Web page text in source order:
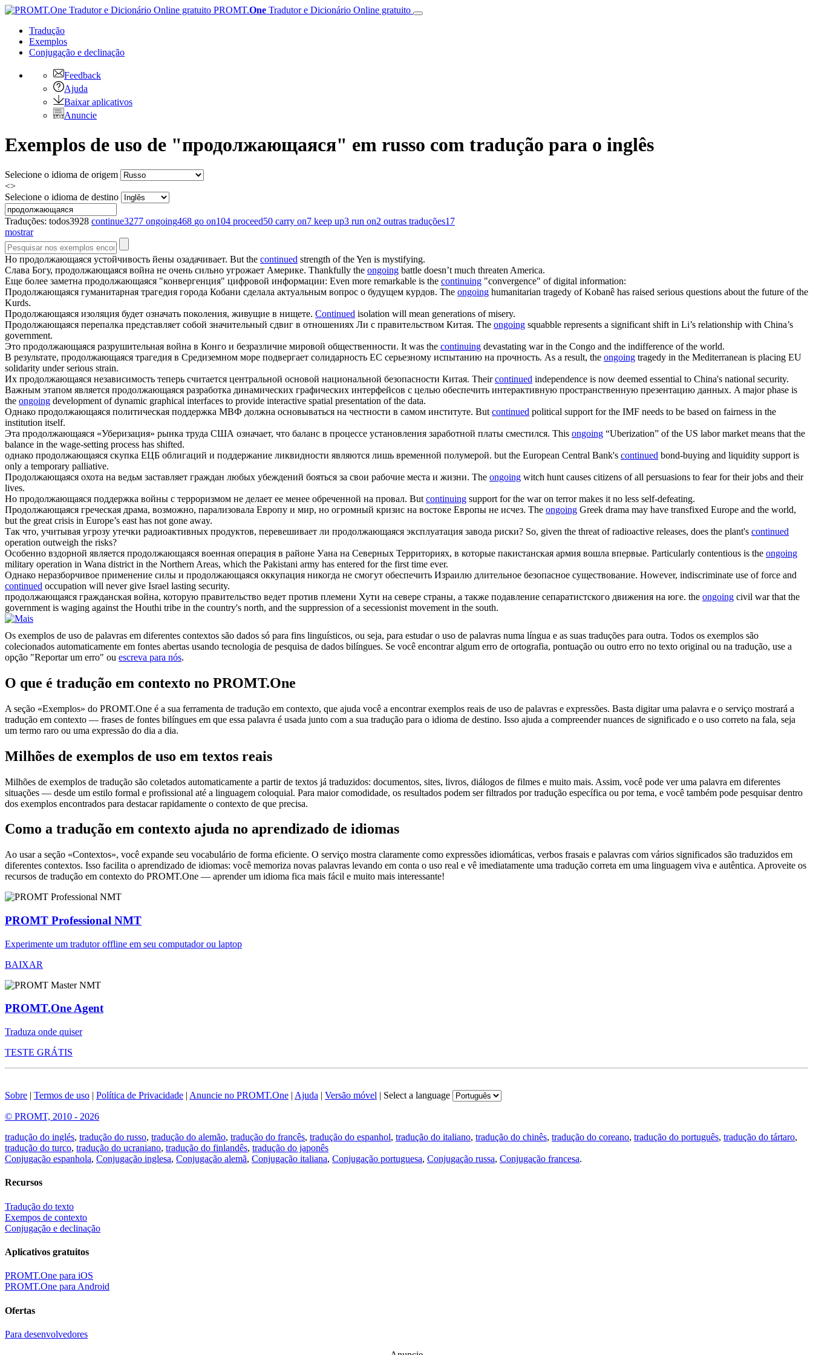
PROMT.One Tradutor e Dicionário Online gratuito
Tradução
Exemplos
Conjugação e declinação
Feedback
Ajuda
Baixar aplicativos
Anuncie
Exemplos de uso de "продолжающаяся" em russo com tradução para o inglês
Selecione o idioma de origem
<>
Selecione o idioma de destino
Traduções: todos3928 continue3277 ongoing468 go on104 proceed50 carry on7 keep up3 run on2 outras traduções17
mostrar
Но продолжающаяся устойчивость йены озадачивает. But the continued strength of the Yen is mystifying.
Слава Богу, продолжающаяся война не очень сильно угрожает Америке. Thankfully the ongoing battle doesn’t much threaten America.
Еще более заметна продолжающаяся "конвергенция" цифровой информации: Even more remarkable is the continuing "convergence" of digital information:
Продолжающаяся гуманитарная трагедия города Кобани сделала актуальным вопрос о будущем курдов. The ongoing humanitarian tragedy of Kobanê has raised serious questions about the future of the
Kurds.
Продолжающаяся изоляция будет означать поколения, живущие в нищете. Continued isolation will mean generations of misery.
Продолжающаяся перепалка представляет собой значительный сдвиг в отношениях Ли с правительством Китая. The ongoing squabble represents a significant shift in Li’s relationship with China’s
government.
Это продолжающаяся разрушительная война в Конго и безразличие мировой общественности. It was the continuing devastating war in the Congo and the indifference of the world.
В результате, продолжающаяся трагедия в Средиземном море подвергает солидарность ЕС серьезному испытанию на прочность. As a result, the ongoing tragedy in the Mediterranean is placing EU
solidarity under serious strain.
Их продолжающаяся независимость теперь считается центральной основой национальной безопасности Китая. Theircontinued independence is now deemed essential to China's national security.
Важным этапом является продолжающаяся разработка динамических графических интерфейсов с целью обеспечить интерактивную пространственную презентацию данных. A major phase is
the ongoing development of dynamic graphical interfaces to provide interactive spatial presentation of the data.
Однако продолжающаяся политическая поддержка МВФ должна основываться на честности в самом институте. But continued political support for the IMF needs to be based on fairness in the
institution itself.
Эта продолжающаяся «Уберизация» рынка труда США означает, что баланс в процессе установления заработной платы сместился. This ongoing “Uberization” of the US labor market means that the
balance in the wage-setting process has shifted.
однако продолжающаяся скупка ЕЦБ облигаций и поддержание ликвидности являются лишь временной полумерой. but the European Central Bank's continued bond-buying and liquidity support is
only a temporary palliative.
Продолжающаяся охота на ведьм заставляет граждан любых убеждений бояться за свои рабочие места и жизни. The ongoing witch hunt causes citizens of all persuasions to fear for their jobs and their
lives.
Но продолжающаяся поддержка войны с терроризмом не делает ее менее обреченной на провал. But continuing support for the war on terror makes it no less self-defeating.
Продолжающаяся греческая драма, возможно, парализовала Европу и мир, но огромный кризис на востоке Европы не исчез. The ongoing Greek drama may have transfixed Europe and the world,
but the great crisis in Europe’s east has not gone away.
Так что, учитывая угрозу утечки радиоактивных продуктов, перевешивает ли продолжающаяся эксплуатация завода риски? So, given the threat of radioactive releases, does the plant's continued
operation outweigh the risks?
Особенно вздорной является продолжающаяся военная операция в районе Уана на Северных Территориях, в которые пакистанская армия вошла впервые. Particularly contentious is the ongoing
military operation in Wana district in the Northern Areas, which the Pakistani army has entered for the first time ever.
Однако неразборчивое применение силы и продолжающаяся оккупация никогда не смогут обеспечить Израилю длительное безопасное существование. However, indiscriminate use of force and
continued occupation will never give Israel lasting security.
продолжающаяся гражданская война, которую правительство ведет против племени Хути на севере страны, а также подавление сепаратистского движения на юге. the ongoing civil war that the
government is waging against the Houthi tribe in the country's north, and the suppression of a secessionist movement in the south.
Os exemplos de uso de palavras em diferentes contextos são dados só para fins linguísticos, ou seja, para estudar o uso de palavras numa língua e as suas traduções para outra. Todos os exemplos são
colecionados automaticamente em fontes abertas usando tecnologia de pesquisa de dados bilíngues. Se você encontrar algum erro de ortografia, pontuação ou outro erro no texto original ou na tradução, use a
opção "Reportar um erro" ou escreva para nós.
O que é tradução em contexto no PROMT.One
A seção «Exemplos» do PROMT.One é a sua ferramenta de tradução em contexto, que ajuda você a encontrar exemplos reais de uso de palavras e expressões. Basta digitar uma palavra e o serviço mostrará a
tradução em contexto — frases de fontes bilíngues em que essa palavra é usada junto com a sua tradução para o idioma de destino. Isso ajuda a compreender nuances de significado e o uso correto na fala, seja
um termo raro ou uma expressão do dia a dia.
Milhões de exemplos de uso em textos reais
Milhões de exemplos de tradução são coletados automaticamente a partir de textos já traduzidos: documentos, sites, livros, diálogos de filmes e muito mais. Assim, você pode ver uma palavra em diferentes
situações — desde um estilo formal e profissional até a linguagem coloquial. Para maior comodidade, os resultados podem ser filtrados por tradução específica ou por tema, e você também pode pesquisar dentro
dos exemplos encontrados para destacar rapidamente o contexto de que precisa.
Como a tradução em contexto ajuda no aprendizado de idiomas
Ao usar a seção «Contextos», você expande seu vocabulário de forma eficiente. O serviço mostra claramente como expressões idiomáticas, verbos frasais e palavras com vários significados são traduzidos em
diferentes contextos. Isso facilita o aprendizado de idiomas: você memoriza novas palavras levando em conta o uso real e vê imediatamente uma tradução correta em uma linguagem viva e autêntica. Aproveite os
recursos de tradução em contexto do PROMT.One — aprender um idioma fica mais fácil e muito mais interessante!
PROMT Professional NMT
Experimente um tradutor offline em seu computador ou laptop
BAIXAR
PROMT.One Agent
Traduza onde quiser
TESTE GRÁTIS
Sobre | Termos de uso | Política de Privacidade | Anuncie no PROMT.One | Ajuda | Versão móvel | Select a language
© PROMT, 2010 - 2026
tradução do inglés, tradução do russo, tradução do alemão, tradução do francês, tradução do espanhol, tradução do italiano, tradução do chinês, tradução do coreano, tradução do português, tradução do tártaro,
tradução do turco, tradução do ucraniano, tradução do finlandês, tradução do japonês
Conjugação espanhola, Conjugação inglesa, Conjugação alemã, Conjugação italiana, Conjugação portuguesa, Conjugação russa, Conjugação francesa.
Recursos
Tradução do texto
Exempos de contexto
Conjugação e declinação
Aplicativos gratuitos
PROMT.One para iOS
PROMT.One para Android
Ofertas
Para desenvolvedores